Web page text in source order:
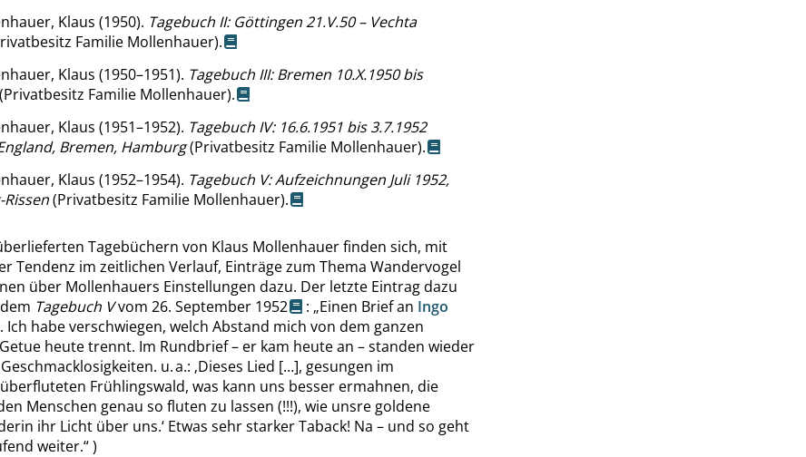
Klaus (1950). Tagebuch II: Göttingen 21.V.50 – Vechta
Familie Mollenhauer).
Klaus (1950–1951). Tagebuch III: Bremen 10.X.1950 bis
(Privatbesitz Familie Mollenhauer).
Klaus (1951–1952). Tagebuch IV: 16.6.1951 bis 3.7.1952
Bremen, Hamburg(Privatbesitz Familie Mollenhauer).
Klaus (1952–1954). Tagebuch V: Aufzeichnungen Juli 1952,
(Privatbesitz Familie Mollenhauer).
Tagebüchern von Klaus Mollenhauer finden sich, mit
Tendenz im zeitlichen Verlauf, Einträge zum Thema Wandervogel
über Mollenhauers Einstellungen dazu. Der letzte Eintrag dazu
Tagebuch Vvom 26. September 1952 : „Einen Brief an Ingo
. Ich habe verschwiegen, welch Abstand mich von dem ganzen
heute trennt. Im Rundbrief – er kam heute an – standen wieder
u. a.: ‚Dieses Lied […], gesungen im
Frühlingswald, was kann uns besser ermahnen, die
Menschen genau so fluten zu lassen (!!!), wie unsre goldene
ihr Licht über uns.‘ Etwas sehr starker Taback! Na – und so geht
weiter.“)